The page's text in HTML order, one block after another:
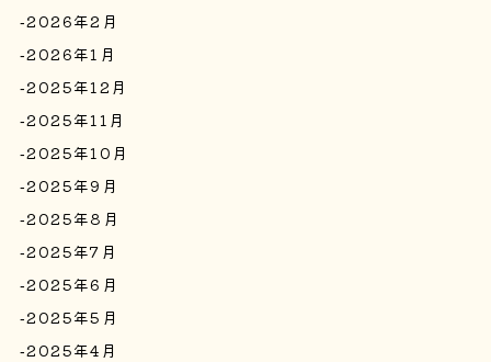
2026年2月
2026年1月
2025年12月
2025年11月
2025年10月
2025年9月
2025年8月
2025年7月
2025年6月
2025年5月
2025年4月